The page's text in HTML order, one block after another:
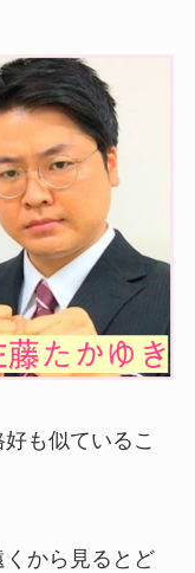
も似ているこ
から見るとど